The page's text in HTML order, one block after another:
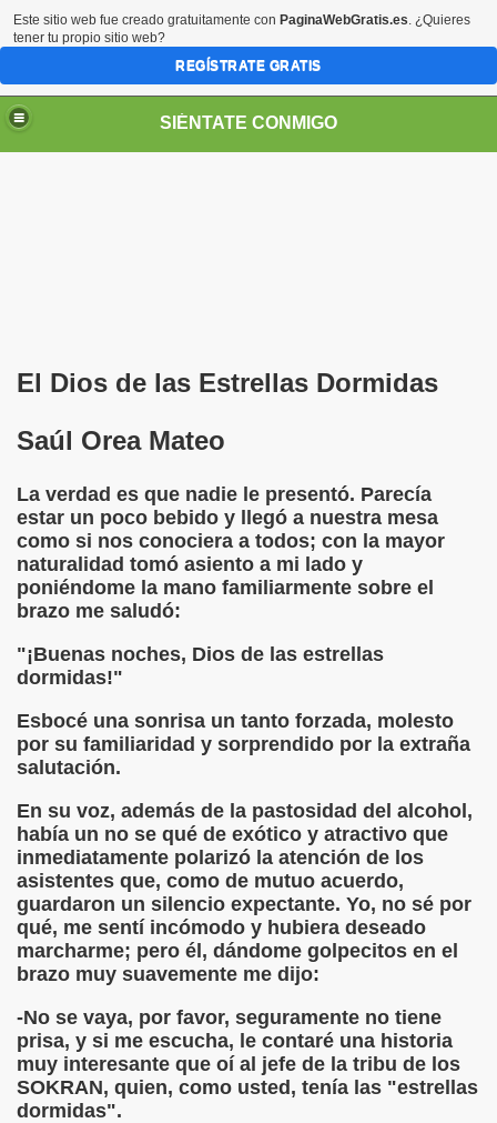
SIÉNTATE CONMIGO
El Dios de las Estrellas Dormidas
Saúl Orea Mateo
La verdad es que nadie le presentó. Parecía
estar un poco bebido y llegó a nuestra mesa
como si nos conociera a todos; con la mayor
naturalidad tomó asiento a mi lado y
poniéndome la mano familiarmente sobre el
brazo me saludó:
"¡Buenas noches, Dios de las estrellas
dormidas!"
Esbocé una sonrisa un tanto forzada, molesto
por su familiaridad y sorprendido por la extraña
salutación.
En su voz, además de la pastosidad del alcohol,
había un no se qué de exótico y atractivo que
inmediatamente polarizó la atención de los
asistentes que, como de mutuo acuerdo,
guardaron un silencio expectante. Yo, no sé por
qué, me sentí incómodo y hubiera deseado
marcharme; pero él, dándome golpecitos en el
brazo muy suavemente me dijo:
-No se vaya, por favor, seguramente no tiene
prisa, y si me escucha, le contaré una historia
muy interesante que oí al jefe de la tribu de los
SOKRAN, quien, como usted, tenía las "estrellas
dormidas".
(grup d'Afiliats CRE ONCE Barcelona, Català y
Visual (Pedro Zurita)
los Ciegos (Pablo Madrid Herruzo)
Bejarano)
a Charles Barbier (Pablo Madrid Herruzo)
(Pedro Zurita)
Sus Precios (Pedro Zurita)
de l'Adolescència en Nois-es Cecs i Deficients
a Desarrollar CRE Joan Amades ONCE, 1990 (Miquel
en Peligro de Extinción (Eutiquio Cabrerizo)
Todos (Pedro Zurita)
Borrás)
Social, Córdoba 03-03-09 (Pedro A. Zurita)
de Sor Sacramento)
Este sitio web fue creado gratuitamente con PaginaWebGratis.es. ¿Quieres
tener tu propio sitio web?
REGÍSTRATE GRATIS